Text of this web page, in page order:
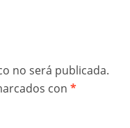
no será publicada.
con *